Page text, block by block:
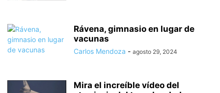
Rávena, gimnasio en lugar de
vacunas
Carlos Mendoza - agosto 29, 2024
Mira el increíble vídeo del